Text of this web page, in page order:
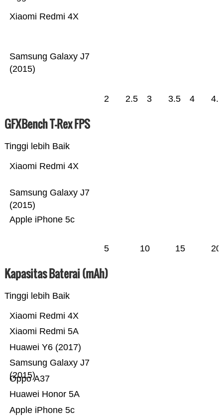
Samsung Galaxy J7
(2015)
Xiaomi Redmi 4X
2 2.5 3 3.5 4 4.5
GFXBench T-Rex FPS
Tinggi lebih Baik
Apple iPhone 5c
Samsung Galaxy J7
(2015)
Xiaomi Redmi 4X
5 10 15 20
Kapasitas Baterai (mAh)
Tinggi lebih Baik
Apple iPhone 5c
Huawei Honor 5A
Oppo A37
Samsung Galaxy J7
(2015)
Huawei Y6 (2017)
Xiaomi Redmi 5A
Xiaomi Redmi 4X